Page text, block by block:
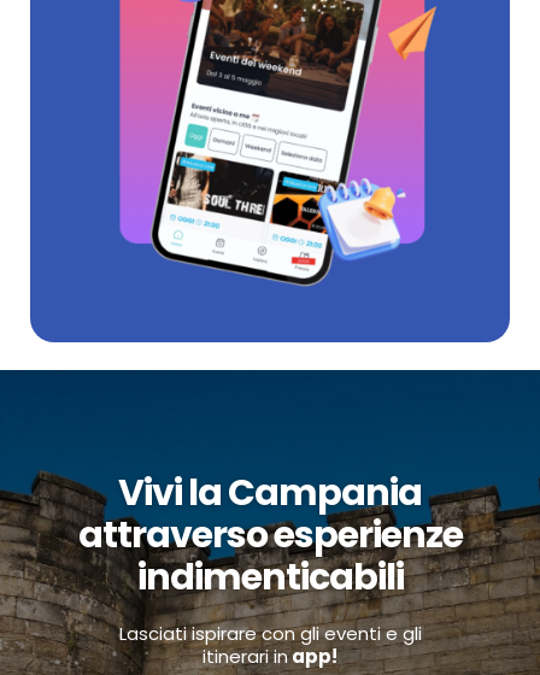
Vivi la Campania
attraverso esperienze
indimenticabili
Lasciati ispirare con gli eventi e gli
itinerari inapp!